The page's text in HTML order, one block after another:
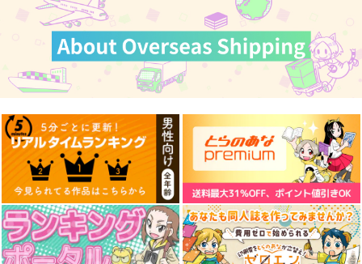
俺だけレベルアップな
KADOKAWA
（税込）
サンプル
作品詳細
仏野くんはハジメテの
フロンティアワークス
902円（税込）
サンプル
作品詳細
【有償特典】B2タペ
ストリー（うるし原智
志セルワークス）
フロンティアワークス
1,870円（税込）
サンプル
作品詳細